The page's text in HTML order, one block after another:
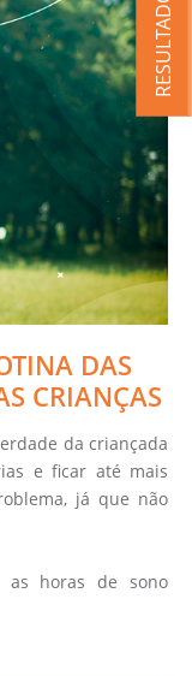
DAS
CRIANÇAS
da criançada
e ficar até mais
já que não
as horas de sono
RESULTADOS